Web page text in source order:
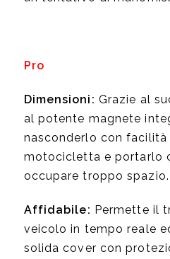
Pro
Dimensioni: Grazie al
al potente magnete
nasconderlo con facilità
motocicletta e portarlo
occupare troppo spazio.
Affidabile: Permette il
veicolo in tempo reale
solida cover con